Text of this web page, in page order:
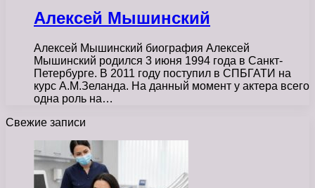
Алексей Мышинский
Алексей Мышинский биография Алексей
Мышинский родился 3 июня 1994 года в Санкт-
Петербурге. В 2011 году поступил в СПБГАТИ на
курс А.М.Зеланда. На данный момент у актера всего
одна роль на…
Свежие записи